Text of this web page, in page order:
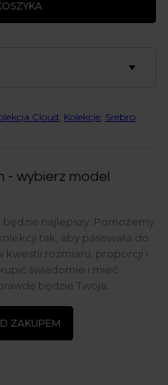
Cloud Kolekcje Srebro
- wybierz model
najlepszy. Pomożemy
tak, aby pasowała do
kwestii rozmiaru, proporcji i
świadomie i mieć
będzie Twoja.
ZAKUPEM